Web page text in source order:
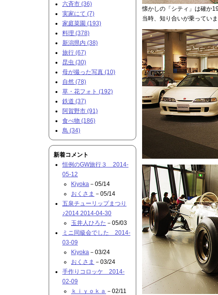
懐かしの「シティ」は確か
当時、知り合いが乗ってい
六斉市 (36)
実家にて (7)
家庭菜園 (193)
料理 (378)
新潟県内 (38)
旅行 (67)
昆虫 (30)
母が撮った写真 (10)
自然 (78)
草・花フォト (192)
鉄道 (37)
阿賀野市 (91)
食べ物 (186)
鳥 (34)
新着コメント
恒例のGW旅行３ 2014-
05-12
Kiyoka －05/14
おくさま －05/14
五泉チューリップまつり
♪2014 2014-04-30
玉井人ひろた －05/03
ミニ同級会でした 2014-
03-09
Kiyoka －03/24
おくさま －03/24
手作りコロッケ 2014-
02-09
ｋｉｙｏｋａ －02/11